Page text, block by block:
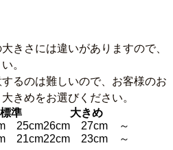
きさには違いがありますので、
。
るのは難しいので、お客様のお
きめをお選びください。
標準
大きめ
25cm26cm 27cm ～
21cm22cm 23cm ～